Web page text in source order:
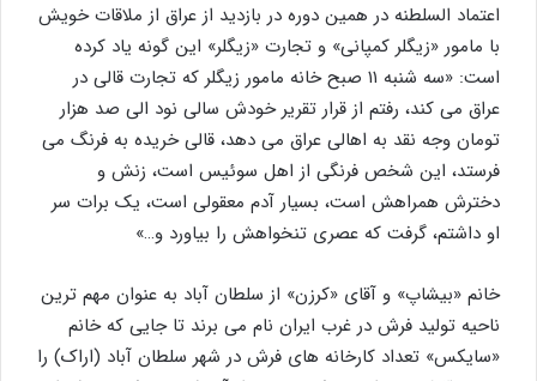
اعتماد السلطنه در همین دوره در بازدید از عراق از ملاقات خویش
با مامور «زیگلر کمپانی» و تجارت «زیگلر» این گونه یاد کرده
است: «سه شنبه ۱۱ صبح خانه مامور زیگلر که تجارت قالی در
عراق می کند، رفتم از قرار تقریر خودش سالی نود الی صد هزار
تومان وجه نقد به اهالی عراق می دهد، قالی خریده به فرنگ می
فرستد، این شخص فرنگی از اهل سوئیس است، زنش و
دخترش همراهش است، بسیار آدم معقولی است، یک برات سر
او داشتم، گرفت که عصری تنخواهش را بیاورد و…»
خانم «بیشاپ» و آقای «کرزن» از سلطان آباد به عنوان مهم ترین
ناحیه تولید فرش در غرب ایران نام می برند تا جایی که خانم
«سایکس» تعداد کارخانه های فرش در شهر سلطان آباد (اراک) را